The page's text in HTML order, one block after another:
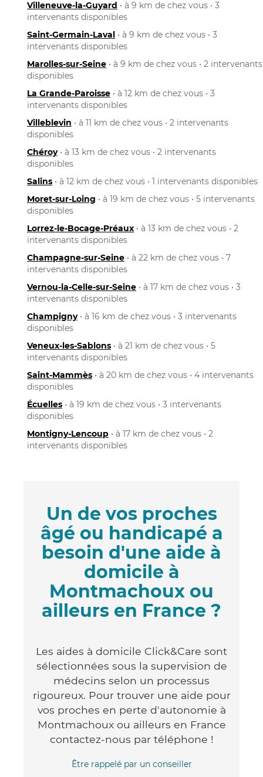
Villeneuve-la-Guyard • à 9 km de chez vous • 3
intervenants disponibles
Saint-Germain-Laval • à 9 km de chez vous • 3
intervenants disponibles
Marolles-sur-Seine • à 9 km de chez vous • 2 intervenants
disponibles
La Grande-Paroisse • à 12 km de chez vous • 3
intervenants disponibles
Villeblevin • à 11 km de chez vous • 2 intervenants
disponibles
Chéroy• à 13 km de chez vous • 2 intervenants
disponibles
Salins • à 12 km de chez vous • 1 intervenants disponibles
Moret-sur-Loing • à 19 km de chez vous • 5 intervenants
disponibles
Lorrez-le-Bocage-Préaux • à 13 km de chez vous • 2
intervenants disponibles
Champagne-sur-Seine • à 22 km de chez vous • 7
intervenants disponibles
Vernou-la-Celle-sur-Seine • à 17 km de chez vous • 3
intervenants disponibles
Champigny• à 16 km de chez vous • 3 intervenants
disponibles
Veneux-les-Sablons • à 21 km de chez vous • 5
intervenants disponibles
Saint-Mammès • à 20 km de chez vous • 4 intervenants
disponibles
Écuelles • à 19 km de chez vous • 3 intervenants
disponibles
Montigny-Lencoup • à 17 km de chez vous • 2
intervenants disponibles
Un de vos proches
âgé ou handicapé a
besoin d'une aide à
domicile à
Montmachoux ou
ailleurs en France ?
Les aides à domicile Click&Care sont
sélectionnées sous la supervision de
médecins selon un processus
rigoureux. Pour trouver une aide pour
vos proches en perte d'autonomie à
Montmachoux ou ailleurs en France
contactez-nous par téléphone !
Être rappelé par un conseiller